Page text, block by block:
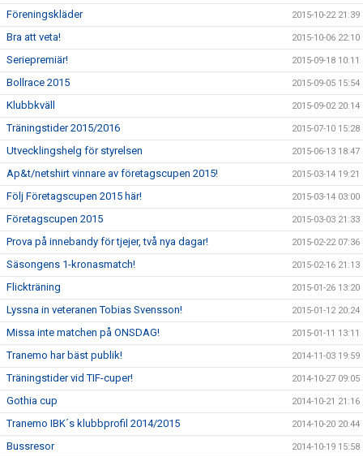
Föreningskläder 2015-10-22 21:39
Bra att veta! 2015-10-06 22:10
Seriepremiär! 2015-09-18 10:11
Bollrace 2015 2015-09-05 15:54
Klubbkväll 2015-09-02 20:14
Träningstider 2015/2016 2015-07-10 15:28
Utvecklingshelg för styrelsen 2015-06-13 18:47
Ap&t/netshirt vinnare av företagscupen 2015! 2015-03-14 19:21
Följ Företagscupen 2015 här! 2015-03-14 03:00
Företagscupen 2015 2015-03-03 21:33
Prova på innebandy för tjejer, två nya dagar! 2015-02-22 07:36
Säsongens 1-kronasmatch! 2015-02-16 21:13
Flickträning 2015-01-26 13:20
Lyssna in veteranen Tobias Svensson! 2015-01-12 20:24
Missa inte matchen på ONSDAG! 2015-01-11 13:11
Tranemo har bäst publik! 2014-11-03 19:59
Träningstider vid TIF-cuper! 2014-10-27 09:05
Gothia cup 2014-10-21 21:16
Tranemo IBK´s klubbprofil 2014/2015 2014-10-20 20:44
Bussresor 2014-10-19 15:58